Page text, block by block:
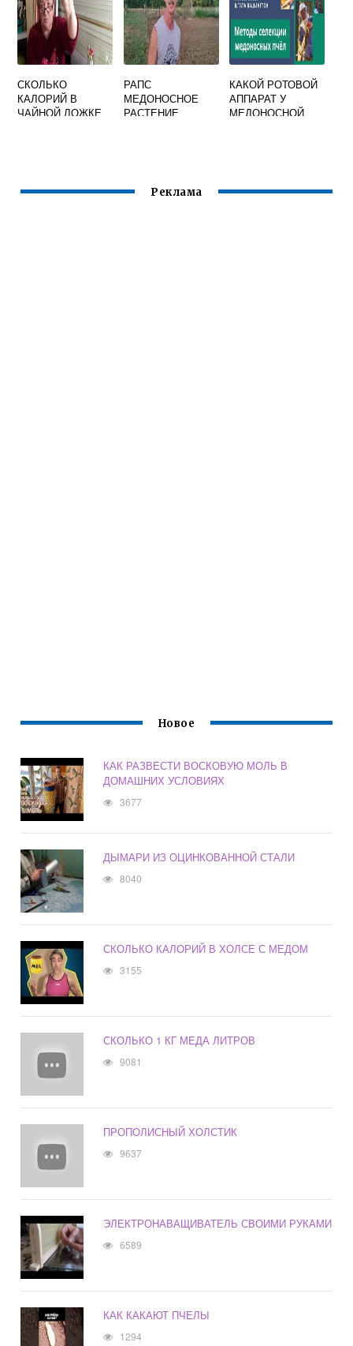
СКОЛЬКО
КАЛОРИЙ В
ЧАЙНОЙ ЛОЖКЕ
РАПС
МЕДОНОСНОЕ
РАСТЕНИЕ
КАКОЙ РОТОВОЙ
АППАРАТ У
МЕДОНОСНОЙ
Реклама
Новое
КАК РАЗВЕСТИ ВОСКОВУЮ МОЛЬ В
ДОМАШНИХ УСЛОВИЯХ
3677
ДЫМАРИ ИЗ ОЦИНКОВАННОЙ СТАЛИ
8040
СКОЛЬКО КАЛОРИЙ В ХОЛСЕ С МЕДОМ
3155
СКОЛЬКО 1 КГ МЕДА ЛИТРОВ
9081
ПРОПОЛИСНЫЙ ХОЛСТИК
9637
ЭЛЕКТРОНАВАЩИВАТЕЛЬ СВОИМИ РУКАМИ
6589
КАК КАКАЮТ ПЧЕЛЫ
1294